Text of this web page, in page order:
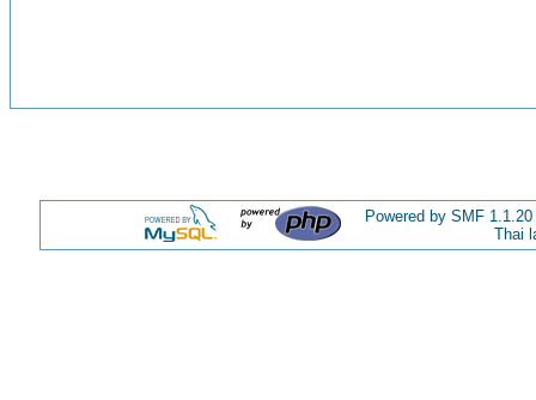
Powered by SMF 1.1.20
Thai